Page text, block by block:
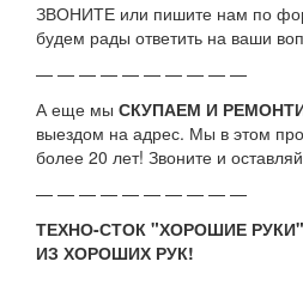
ЗВОНИТЕ или пишите нам по
будем рады ответить на ваши
— — — — — — — — — —
А еще мы СКУПАЕМ И
выездом на адрес. Мы в этом
более 20 лет! Звоните и
— — — — — — — — — —
ТЕХНО-СТОК "ХОРОШИЕ
ИЗ ХОРОШИХ РУК!